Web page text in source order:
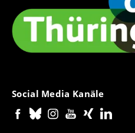
Social Media Kanäle